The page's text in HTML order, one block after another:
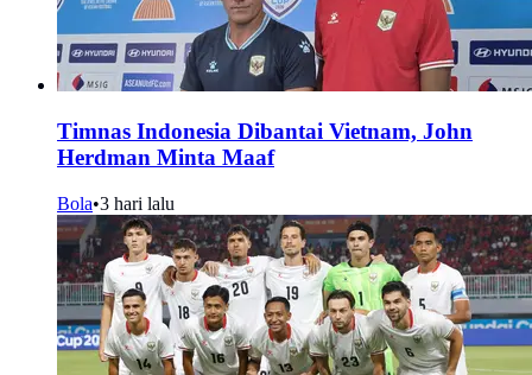
Timnas Indonesia Dibantai Vietnam, John
Herdman Minta Maaf
Bola•3 hari lalu